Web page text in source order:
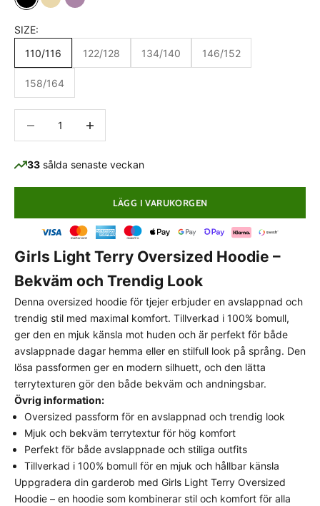
PASSFORMSGUIDE
Oversized passform
Plagget är medvetet designat med en rymligare och
mer avslappnad siluett för en modern streetwear-
look. Vi rekommenderar att du väljen din vanliga
storlek
för att uppnå den avsedda passformen. Om
du föredrar en mer kroppsnära passform kan du
överväga att gå ner en storlek.
BlackBeigeLight Purple
SIZE:
110/116
122/128 134/140 146/152
158/164
33 sålda senaste veckan
LÄGG I VARUKORGEN
Girls Light Terry Oversized Hoodie –
Bekväm och Trendig Look
Denna oversized hoodie för tjejer erbjuder en avslappnad och
trendig stil med maximal komfort. Tillverkad i 100% bomull,
ger den en mjuk känsla mot huden och är perfekt för både
avslappnade dagar hemma eller en stilfull look på språng. Den
lösa passformen ger en modern silhuett, och den lätta
terrytexturen gör den både bekväm och andningsbar.
Övrig information:
Oversized passform för en avslappnad och trendig look
Mjuk och bekväm terrytextur för hög komfort
Perfekt för både avslappnade och stiliga outfits
Tillverkad i 100% bomull för en mjuk och hållbar känsla
Uppgradera din garderob med Girls Light Terry Oversized
Hoodie – en hoodie som kombinerar stil och komfort för alla